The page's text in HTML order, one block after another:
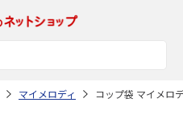
マイメロディ コップ袋 マイメロ